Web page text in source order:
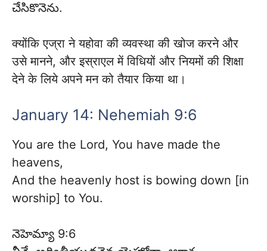
చేసికొనెను.
क्योंकि एज्रा ने यहोवा की व्यवस्था की खोज करने और
उसे मानने, और इस्राएल में विधियों और नियमों की शिक्षा
देने के लिये अपने मन को तैयार किया था।
January 14: Nehemiah 9:6
You are the Lord, You have made the
heavens,
And the heavenly host is bowing down [in
worship] to You.
నెహెమ్యా 9:6